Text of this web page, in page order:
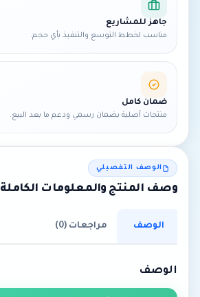
جاهز للمشاريع
مناسب لخطط التوسع والتنفيذ بأي حجم.
ضمان كامل
منتجات أصلية بضمان رسمي ودعم ما بعد البيع.
الوصف التفصيلي
وصف المنتج والمعلومات الكاملة
الوصف مراجعات (0)
الوصف